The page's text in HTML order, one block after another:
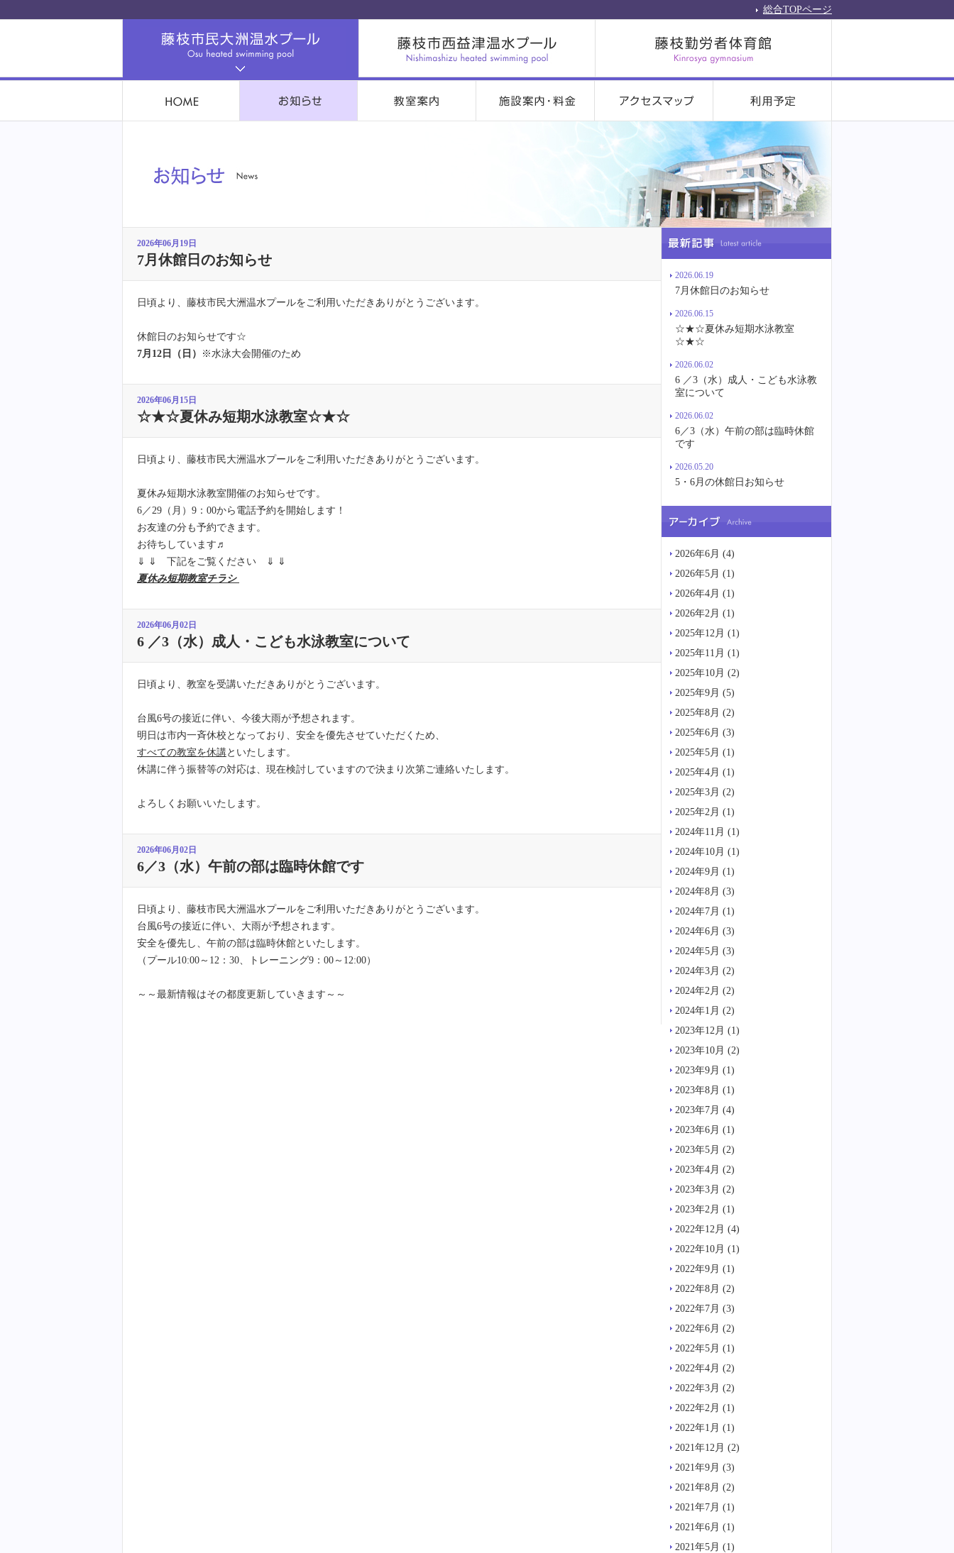
総合TOPページ
2026年06月19日
7月休館日のお知らせ
日頃より、藤枝市民大洲温水プールをご利用いただきありがとうございます。
休館日のお知らせです☆
7月12日（日）
※水泳大会開催のため
2026年06月15日
☆★☆夏休み短期水泳教室☆★☆
日頃より、藤枝市民大洲温水プールをご利用いただきありがとうございます。
夏休み短期水泳教室開催のお知らせです。
6／29（月）9：00から電話予約を開始します！
お友達の分も予約できます。
お待ちしています♬
⇓ ⇓ 下記をご覧ください ⇓ ⇓
夏休み短期教室チラシ
2026年06月02日
6 ／3（水）成人・こども水泳教室について
日頃より、教室を受講いただきありがとうございます。
台風6号の接近に伴い、今後大雨が予想されます。
明日は市内一斉休校となっており、安全を優先させていただくため、
すべての教室を休講といたします。
休講に伴う振替等の対応は、現在検討していますので決まり次第ご連絡いたします。
よろしくお願いいたします。
2026年06月02日
6／3（水）午前の部は臨時休館です
日頃より、藤枝市民大洲温水プールをご利用いただきありがとうございます。
台風6号の接近に伴い、大雨が予想されます。
安全を優先し、午前の部は臨時休館といたします。
（プール10:00～12：30、トレーニング9：00～12:00）
～～最新情報はその都度更新していきます～～
2026.06.19
7月休館日のお知らせ
2026.06.15
☆★☆夏休み短期水泳教室
☆★☆
2026.06.02
6 ／3（水）成人・こども水泳教
室について
2026.06.02
6／3（水）午前の部は臨時休館
です
2026.05.20
5・6月の休館日お知らせ
2026年6月 (4)
2026年5月 (1)
2026年4月 (1)
2026年2月 (1)
2025年12月 (1)
2025年11月 (1)
2025年10月 (2)
2025年9月 (5)
2025年8月 (2)
2025年6月 (3)
2025年5月 (1)
2025年4月 (1)
2025年3月 (2)
2025年2月 (1)
2024年11月 (1)
2024年10月 (1)
2024年9月 (1)
2024年8月 (3)
2024年7月 (1)
2024年6月 (3)
2024年5月 (3)
2024年3月 (2)
2024年2月 (2)
2024年1月 (2)
2023年12月 (1)
2023年10月 (2)
2023年9月 (1)
2023年8月 (1)
2023年7月 (4)
2023年6月 (1)
2023年5月 (2)
2023年4月 (2)
2023年3月 (2)
2023年2月 (1)
2022年12月 (4)
2022年10月 (1)
2022年9月 (1)
2022年8月 (2)
2022年7月 (3)
2022年6月 (2)
2022年5月 (1)
2022年4月 (2)
2022年3月 (2)
2022年2月 (1)
2022年1月 (1)
2021年12月 (2)
2021年9月 (3)
2021年8月 (2)
2021年7月 (1)
2021年6月 (1)
2021年5月 (1)